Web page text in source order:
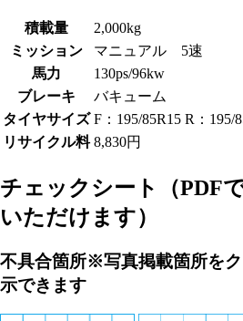
積載量
2,000kg
ミッション
マニュアル 5速
馬力
130ps/96kw
ブレーキ
バキューム
タイヤサイズ F：195/85R15 R：195/
リサイクル料 8,830円
チェックシート
（PDF
いただけます）
不具合箇所※写真掲載箇所を
示できます